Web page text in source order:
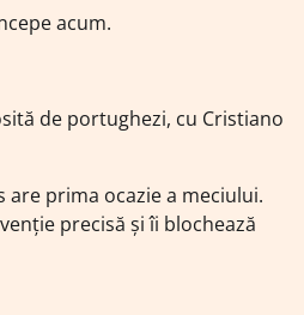
acum.
de portughezi, cu Cristiano
are prima ocazie a meciului.
precisă și îi blochează